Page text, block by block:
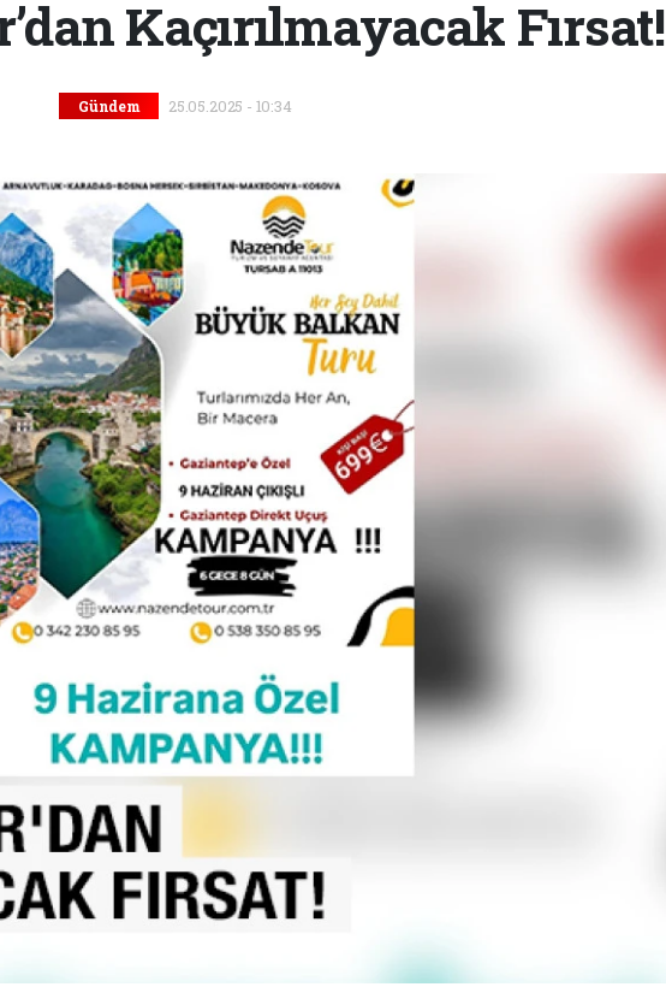
Kaçırılmayacak Fırsat!
Gündem 25.05.2025 - 10:34